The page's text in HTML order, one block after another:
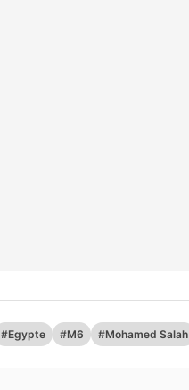
#Egypte #M6 #Mohamed Salah